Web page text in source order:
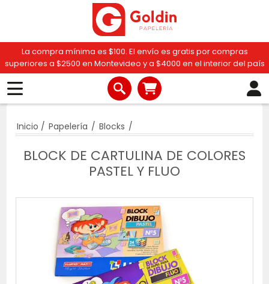
La compra mínima es $100. El envío es gratis por compras
superiores a $2500 en Montevideo y a $4000 en el interior del país
Inicio / Papelería / Blocks /
BLOCK DE CARTULINA DE COLORES
PASTEL Y FLUO